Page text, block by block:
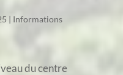
| Informations
du centre